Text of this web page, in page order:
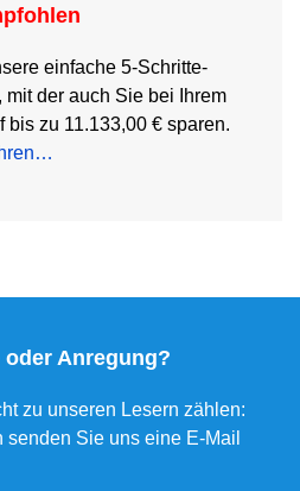
einfache 5-Schritte-
mit der auch Sie bei Ihrem
bis zu 11.133,00 € sparen.
oder Anregung?
zu unseren Lesern zählen:
Sie uns eine E-Mail